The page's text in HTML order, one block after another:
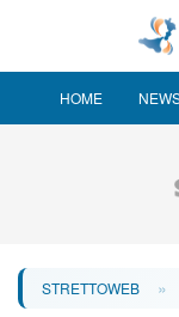
HOME
STRETTOWEB »